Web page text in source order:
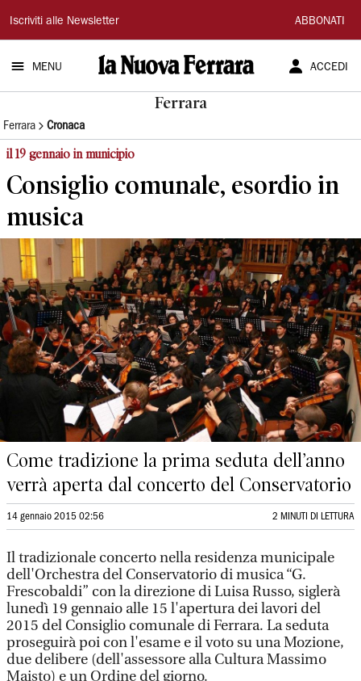
La
Nuova
Ferrara
Iscriviti alle Newsletter ABBONATI
MENU ACCEDI
Ferrara
Ferrara Cronaca
il 19 gennaio in municipio
Consiglio comunale, esordio in
musica
Come tradizione la prima seduta dell’anno
verrà aperta dal concerto del Conservatorio
14 gennaio 2015 02:56 2 MINUTI DI LETTURA
Il tradizionale concerto nella residenza municipale
dell'Orchestra del Conservatorio di musica “G.
Frescobaldi” con la direzione di Luisa Russo, siglerà
lunedì 19 gennaio alle 15 l'apertura dei lavori del
2015 del Consiglio comunale di Ferrara. La seduta
proseguirà poi con l'esame e il voto su una Mozione,
due delibere (dell'assessore alla Cultura Massimo
Maisto) e un Ordine del giorno.